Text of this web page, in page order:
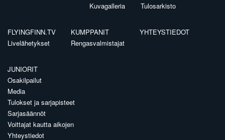
Kuvagalleria
Tulosarkisto
FLYINGFINN.TV
Livelähetykset
KUMPPANIT
Rengasvalmistajat
YHTEYSTIEDOT
JUNIORIT
Osakilpailut
Media
Tulokset ja sarjapisteet
Sarjasäännöt
Voittajat kautta aikojen
Yhteystiedot